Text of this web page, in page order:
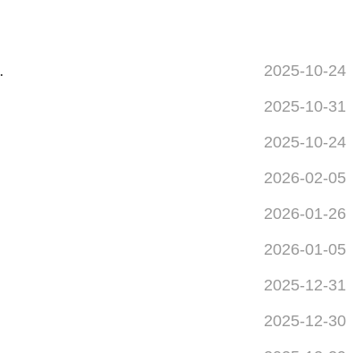
2025-10-24
2025-10-31
2025-10-24
2026-02-05
2026-01-26
2026-01-05
2025-12-31
2025-12-30